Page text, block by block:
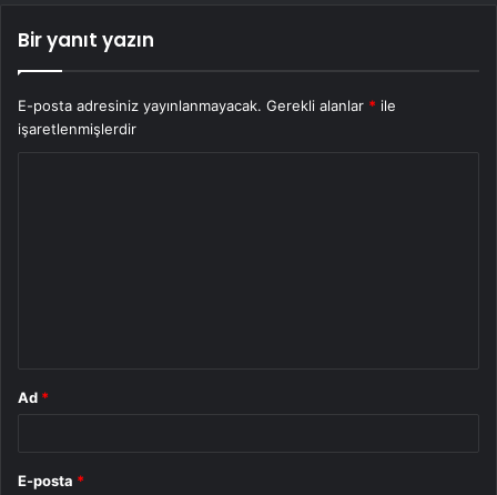
Bir yanıt yazın
E-posta adresiniz yayınlanmayacak. Gerekli alanlar * ile
işaretlenmişlerdir
Ad *
E-posta *